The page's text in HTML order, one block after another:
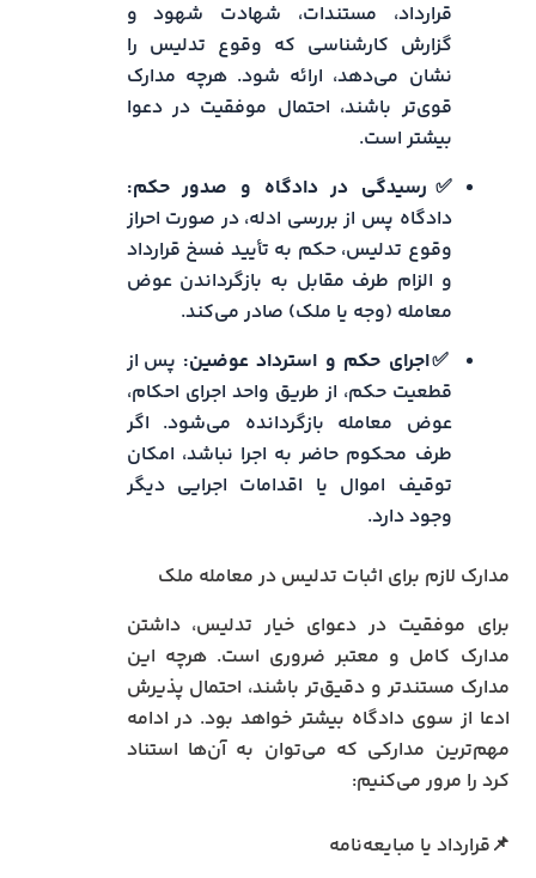
قرارداد، مستندات، شهادت شهود و
گزارش کارشناسی که وقوع تدلیس را
نشان می‌دهد، ارائه شود. هرچه مدارک
قوی‌تر باشند، احتمال موفقیت در دعوا
بیشتر است.
✅رسیدگی در دادگاه و صدور حکم:
دادگاه پس از بررسی ادله، در صورت احراز
وقوع تدلیس، حکم به تأیید فسخ قرارداد
و الزام طرف مقابل به بازگرداندن عوض
معامله (وجه یا ملک) صادر می‌کند.
✅اجرای حکم و استرداد عوضین: پس از
قطعیت حکم، از طریق واحد اجرای احکام،
عوض معامله بازگردانده می‌شود. اگر
طرف محکوم حاضر به اجرا نباشد، امکان
توقیف اموال یا اقدامات اجرایی دیگر
وجود دارد.
مدارک لازم برای اثبات تدلیس در معامله ملک
برای موفقیت در دعوای خیار تدلیس، داشتن
مدارک کامل و معتبر ضروری است. هرچه این
مدارک مستندتر و دقیق‌تر باشند، احتمال پذیرش
ادعا از سوی دادگاه بیشتر خواهد بود. در ادامه
مهم‌ترین مدارکی که می‌توان به آن‌ها استناد
کرد را مرور می‌کنیم:
📌قرارداد یا مبایعه‌نامه